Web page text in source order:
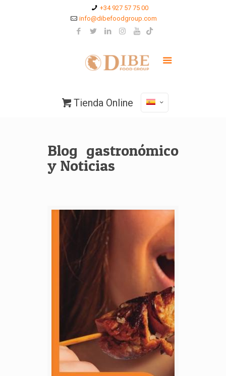
+34 927 57 75 00
info@dibefoodgroup.com
Tienda Online
Blog gastronómico
y Noticias